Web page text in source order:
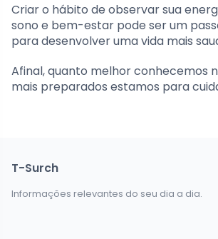
Criar o hábito de observar sua
sono e bem-estar pode ser um
para desenvolver uma vida mais
Afinal, quanto melhor conhecemos
mais preparados estamos para
T-Surch
Informações relevantes do seu dia a dia.